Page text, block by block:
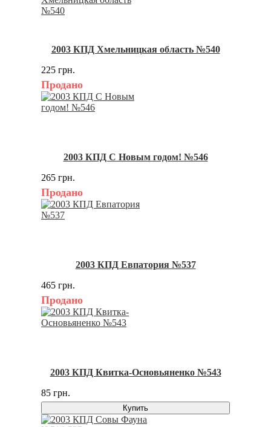
2003 КПД Хмельницкая область №540
225 грн.
Продано
2003 КПД С Новым годом! №546
265 грн.
Продано
2003 КПД Евпатория №537
465 грн.
Продано
2003 КПД Квитка-Основьяненко №543
85 грн.
Купить